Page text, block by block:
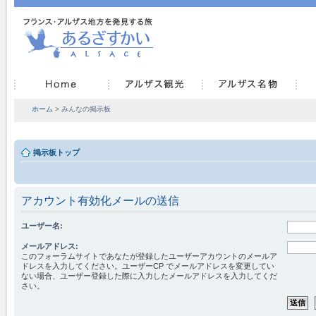
ホーム > みんなの掲示板
掲示板トップ
アカウント有効化メールの送信
ユーザー名:
メールアドレス:
このフォーラムサイトであなたが登録したユーザーアカウントのメールア
ドレスを入力してください。ユーザーCP でメールアドレスを変更してい
ない場合、ユーザー登録した際に入力したメールアドレスを入力してくだ
さい。